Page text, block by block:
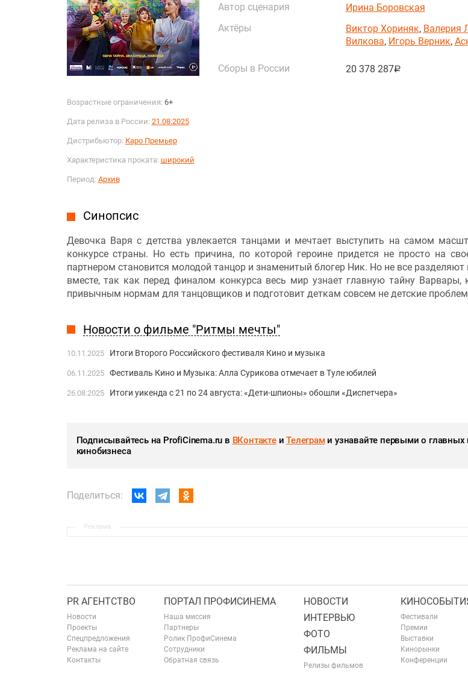
Возрастные ограничения: 6+
Дата релиза в России: 21.08.2025
Дистрибьютор: Каро Премьер
Характеристика проката: широкий
Период: Архив
Автор сценария
Ирина Боровская
Актёры
Виктор Хориняк, Валерия
Вилкова, Игорь Верник,
Сборы в России 20 378 287руб.
Синопсис
Девочка Варя с детства увлекается танцами и мечтает выступить на самом
конкурсе страны. Но есть причина, по которой героине придется не просто на
партнером становится молодой танцор и знаменитый блогер Ник. Но не все разделяют
вместе, так как перед финалом конкурса весь мир узнает главную тайну Варвары,
привычным нормам для танцовщиков и подготовит деткам совсем не детские
Новости о фильме "Ритмы мечты"
10.11.2025 Итоги Второго Российского фестиваля Кино и музыка
06.11.2025 Фестиваль Кино и Музыка: Алла Сурикова отмечает в Туле юбилей
26.08.2025 Итоги уикенда с 21 по 24 августа: «Дети-шпионы» обошли «Диспетчера»
Подписывайтесь на ProfiCinema.ru в ВКонтактеиТелеграми узнавайте первыми о главных
кинобизнеса
Поделиться:
Реклама
PR АГЕНТСТВО
Новости
Проекты
Спецпредложения
Реклама на сайте
Контакты
ПОРТАЛ ПРОФИСИНЕМА
Наша миссия
Партнеры
Ролик ПрофиСинема
Сотрудники
Обратная связь
НОВОСТИ
ИНТЕРВЬЮ
ФОТО
ФИЛЬМЫ
Релизы фильмов
Фестивали
Премии
Выставки
Кинорынки
Конференции